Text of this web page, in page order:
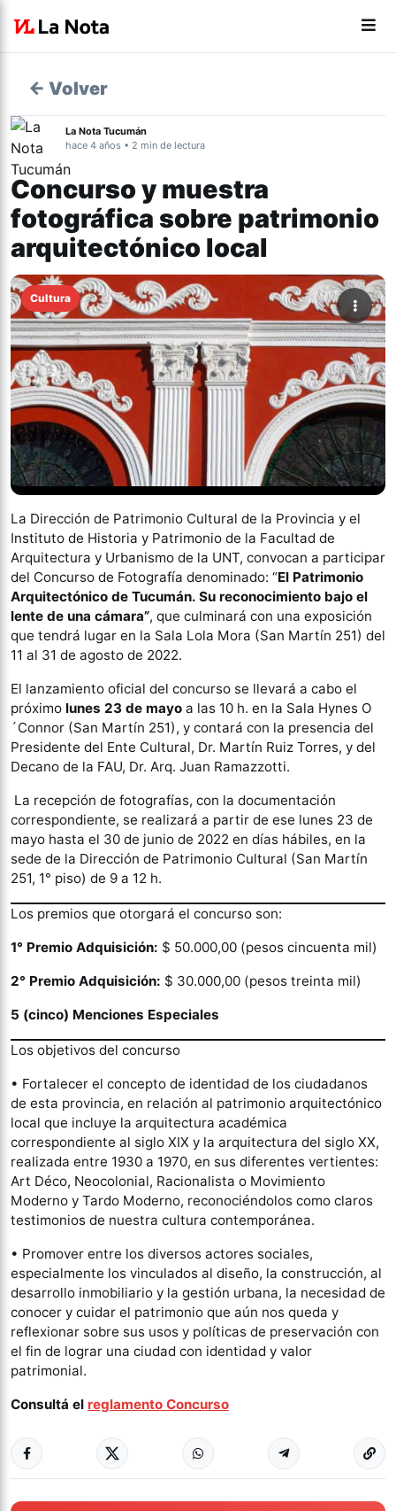
← Volver
La Nota Tucumán
hace 4 años • 2 min de lectura
Concurso y muestra
fotográfica sobre patrimonio
arquitectónico local
Cultura
La Dirección de Patrimonio Cultural de la Provincia y el
Instituto de Historia y Patrimonio de la Facultad de
Arquitectura y Urbanismo de la UNT, convocan a participar
del Concurso de Fotografía denominado: “El Patrimonio
Arquitectónico de Tucumán. Su reconocimiento bajo el
lente de una cámara”, que culminará con una exposición
que tendrá lugar en la Sala Lola Mora (San Martín 251) del
11 al 31 de agosto de 2022.
El lanzamiento oficial del concurso se llevará a cabo el
próximo lunes 23 de mayo a las 10 h. en la Sala Hynes O
´Connor (San Martín 251), y contará con la presencia del
Presidente del Ente Cultural, Dr. Martín Ruiz Torres, y del
Decano de la FAU, Dr. Arq. Juan Ramazzotti.
La recepción de fotografías, con la documentación
correspondiente, se realizará a partir de ese lunes 23 de
mayo hasta el 30 de junio de 2022 en días hábiles, en la
sede de la Dirección de Patrimonio Cultural (San Martín
251, 1° piso) de 9 a 12 h.
Los premios que otorgará el concurso son:
1° Premio Adquisición: $ 50.000,00 (pesos cincuenta mil)
2° Premio Adquisición: $ 30.000,00 (pesos treinta mil)
5 (cinco) Menciones Especiales
Los objetivos del concurso
• Fortalecer el concepto de identidad de los ciudadanos
de esta provincia, en relación al patrimonio arquitectónico
local que incluye la arquitectura académica
correspondiente al siglo XIX y la arquitectura del siglo XX,
realizada entre 1930 a 1970, en sus diferentes vertientes:
Art Déco, Neocolonial, Racionalista o Movimiento
Moderno y Tardo Moderno, reconociéndolos como claros
testimonios de nuestra cultura contemporánea.
• Promover entre los diversos actores sociales,
especialmente los vinculados al diseño, la construcción, al
desarrollo inmobiliario y la gestión urbana, la necesidad de
conocer y cuidar el patrimonio que aún nos queda y
reflexionar sobre sus usos y políticas de preservación con
el fin de lograr una ciudad con identidad y valor
patrimonial.
Consultá el reglamento Concurso